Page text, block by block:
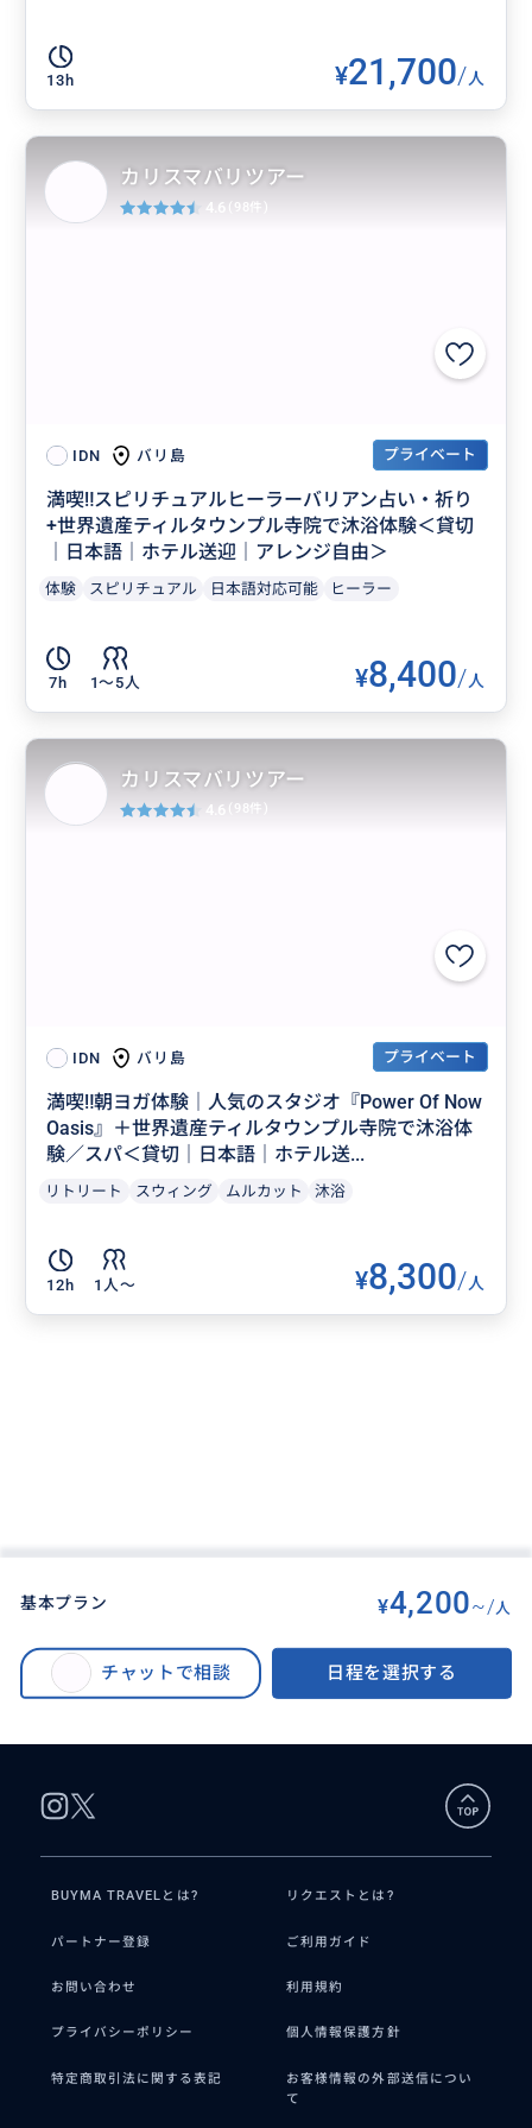
13h ¥21,700/人
IDN バリ島 プライベート
満喫‼️スピリチュアルヒーラーバリアン占い・祈り
+世界遺産ティルタウンプル寺院で沐浴体験＜貸切
｜日本語｜ホテル送迎｜アレンジ自由＞
体験 スピリチュアル 日本語対応可能 ヒーラー
7h 1〜5人 ¥8,400/人
カリスマバリツアー
4.6 (98件)
IDN バリ島 プライベート
満喫‼️朝ヨガ体験｜人気のスタジオ『Power Of Now
Oasis』＋世界遺産ティルタウンプル寺院で沐浴体
験／スパ＜貸切｜日本語｜ホテル送...
リトリート スウィング ムルカット 沐浴
12h 1人〜 ¥8,300/人
カリスマバリツアー
4.6 (98件)
基本プラン ¥4,200~/ 人
チャットで相談 日程を選択する
BUYMA TRAVEL> バリ島オプショナルツアー>
満喫‼️ウブド名所巡り/王宮・市場・サラスワティ寺院・モンキーフォレスト/
自由散策｜自分たちだけの贅沢ウブド歩き＜貸切｜日本語｜ホテル送迎｜ア
レンジ自由＞
BUYMA TRAVELとは? リクエストとは?
パートナー登録 ご利用ガイド
お問い合わせ 利用規約
プライバシーポリシー 個人情報保護方針
特定商取引法に関する表記
お客様情報の外部送信につい
て